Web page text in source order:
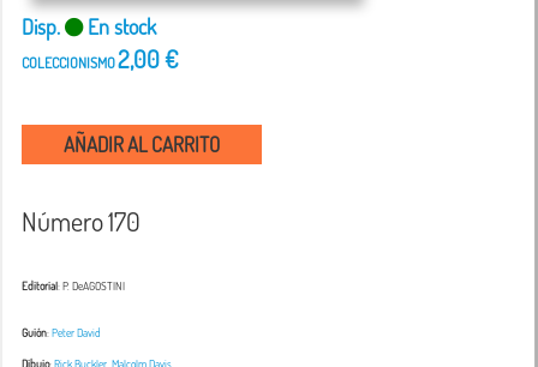
Disp. En stock
COLECCIONISMO2,00 €
AÑADIR AL CARRITO
Número 170
Editorial: P. DeAGOSTINI
Guión:Peter David
Dibujo:Rick Buckler Malcolm Davis